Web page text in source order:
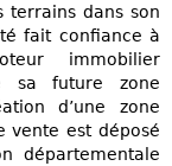
terrains dans son
fait confiance à
immobilier
sa future zone
d’une zone
vente est déposé
départementale